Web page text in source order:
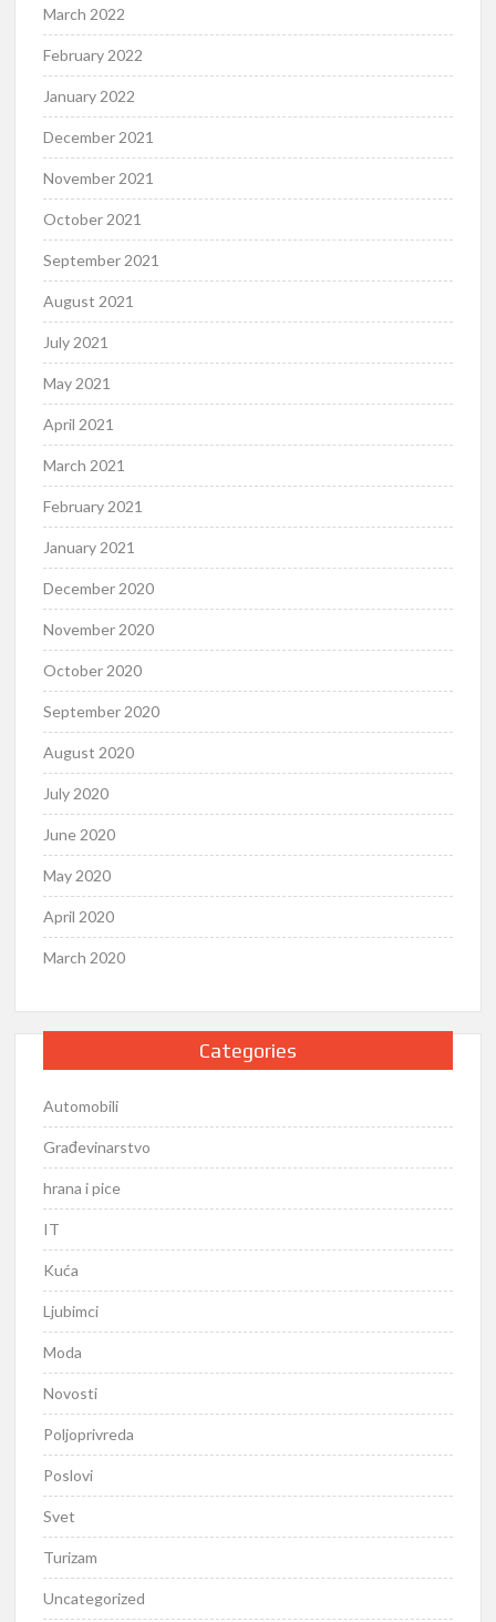
March 2022
February 2022
January 2022
December 2021
November 2021
October 2021
September 2021
August 2021
July 2021
May 2021
April 2021
March 2021
February 2021
January 2021
December 2020
November 2020
October 2020
September 2020
August 2020
July 2020
June 2020
May 2020
April 2020
March 2020
Categories
Automobili
Građevinarstvo
hrana i pice
IT
Kuća
Ljubimci
Moda
Novosti
Poljoprivreda
Poslovi
Svet
Turizam
Uncategorized